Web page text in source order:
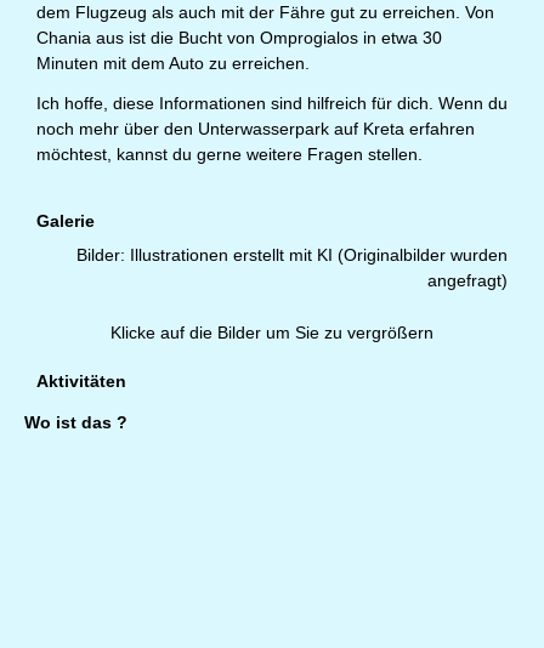
dem Flugzeug als auch mit der Fähre gut zu erreichen. Von
Chania aus ist die Bucht von Omprogialos in etwa 30
Minuten mit dem Auto zu erreichen.
Ich hoffe, diese Informationen sind hilfreich für dich. Wenn du
noch mehr über den Unterwasserpark auf Kreta erfahren
möchtest, kannst du gerne weitere Fragen stellen.
Galerie
Bilder: Illustrationen erstellt mit KI (Originalbilder wurden
angefragt)
Klicke auf die Bilder um Sie zu vergrößern
Aktivitäten
Wo ist das ?